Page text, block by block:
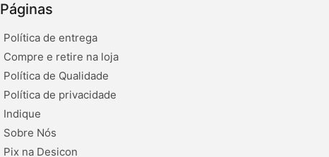
Páginas
Política de entrega
Compre e retire na loja
Política de Qualidade
Política de privacidade
Indique
Sobre Nós
Pix na Desicon